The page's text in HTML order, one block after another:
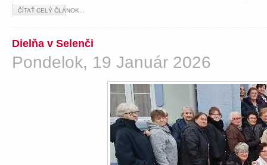
ČÍTAŤ CELÝ ČLÁNOK...
Dielňa v Selenči
Pondelok, 19 Január 2026